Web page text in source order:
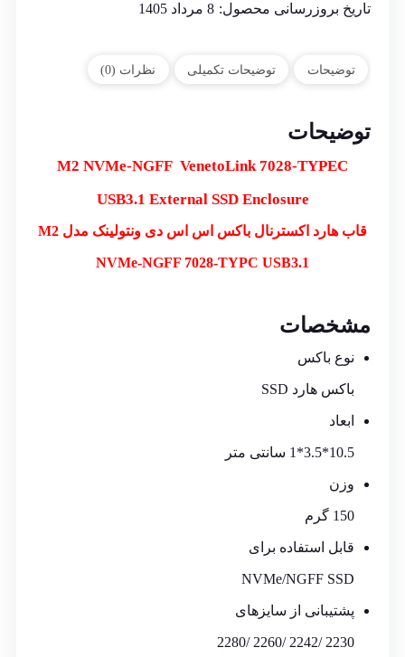
تاریخ بروزرسانی محصول: 8 مرداد 1405
توضیحات توضیحات تکمیلی نظرات (0)
توضیحات
M2 NVMe-NGFF VenetoLink 7028-TYPEC
USB3.1 External SSD Enclosure
قاب هارد اکسترنال باکس اس اس دی ونتولینک مدل M2
NVMe-NGFF 7028-TYPC USB3.1
مشخصات
نوع باکس
باکس هارد SSD
ابعاد
10.5*3.5*1 سانتی متر
وزن
150 گرم
قابل استفاده برای
NVMe/NGFF SSD
پشتیبانی از سایزهای
2230 /2242 /2260 /2280